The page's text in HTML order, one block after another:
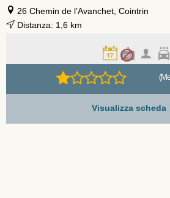
26 Chemin de l’Avanchet, Cointrin
Distanza: 1,6 km
Visualizza scheda